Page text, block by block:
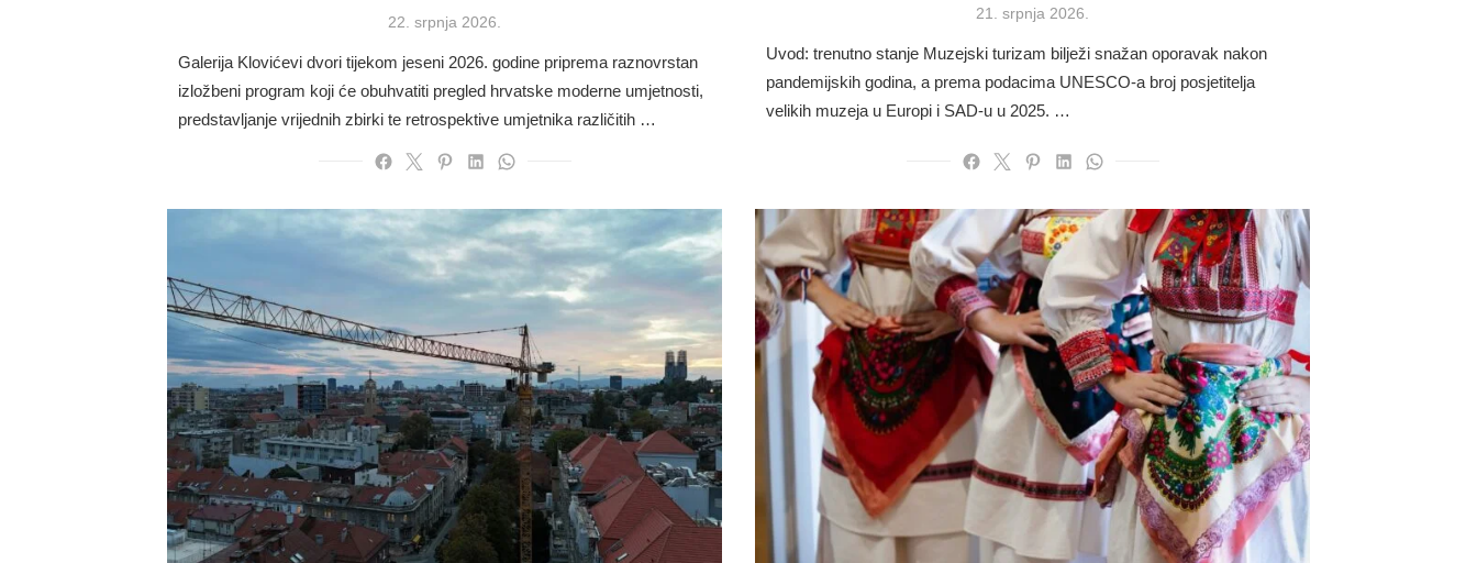
Posted
22. srpnja 2026.
Galerija Klovićevi dvori tijekom jeseni 2026. godine priprema raznovrstan
izložbeni program koji će obuhvatiti pregled hrvatske moderne umjetnosti,
predstavljanje vrijednih zbirki te retrospektive umjetnika različitih …
Posted
21. srpnja 2026.
Uvod: trenutno stanje Muzejski turizam bilježi snažan oporavak nakon
pandemijskih godina, a prema podacima UNESCO-a broj posjetitelja
velikih muzeja u Europi i SAD-u u 2025. …